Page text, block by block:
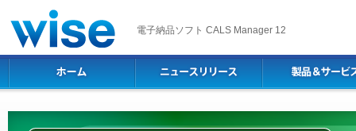
電子納品ソフト CALS Manager 12